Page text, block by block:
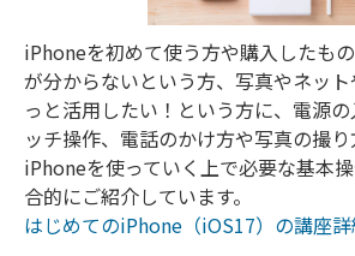
iPhoneを初めて使う方や購入したも
が分からないという方、写真やネッ
っと活用したい！という方に、電源
ッチ操作、電話のかけ方や写真の撮
iPhoneを使っていく上で必要な基本
合的にご紹介しています。
はじめてのiPhone（iOS17）の講座